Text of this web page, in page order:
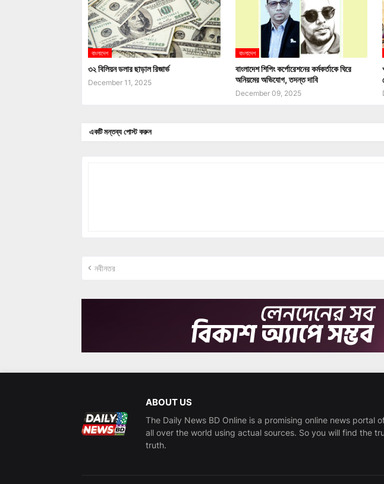
বাংলাদেশ
৩২ বিলিয়ন ডলার ছাড়াল রিজার্ভ
December 11, 2025
বাংলাদেশ
বাংলাদেশ শিপিং কর্পোরেশনের কর্মকর্তাকে ঘিরে
অনিয়মের অভিযোগ, তদন্ত দাবি
December 09, 2025
একটি মন্তব্য পোস্ট করুন
নবীনতর
ABOUT US
The Daily News BD Online is a promising online news portal
all over the world using actual sources. So you will find the
truth.